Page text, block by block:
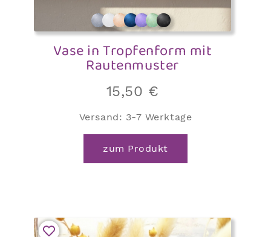
Vase in Tropfenform mit
Rautenmuster
15,50 €
Versand: 3-7 Werktage
zum Produkt